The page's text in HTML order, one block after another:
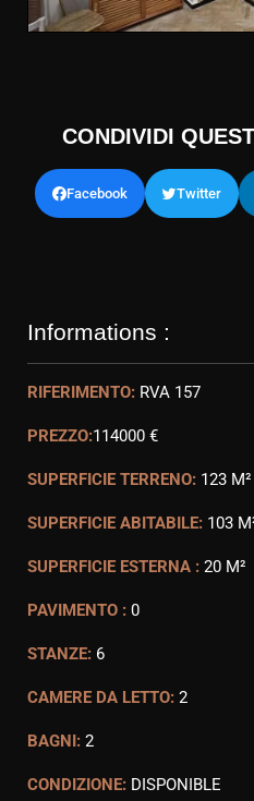
CONDIVIDI
Facebook Twitter
Informations :
RIFERIMENTO: RVA 157
PREZZO:114000 €
SUPERFICIE TERRENO: 123 M²
SUPERFICIE ABITABILE: 103
SUPERFICIE ESTERNA : 20 M²
PAVIMENTO : 0
STANZE: 6
CAMERE DA LETTO: 2
BAGNI: 2
CONDIZIONE: DISPONIBLE